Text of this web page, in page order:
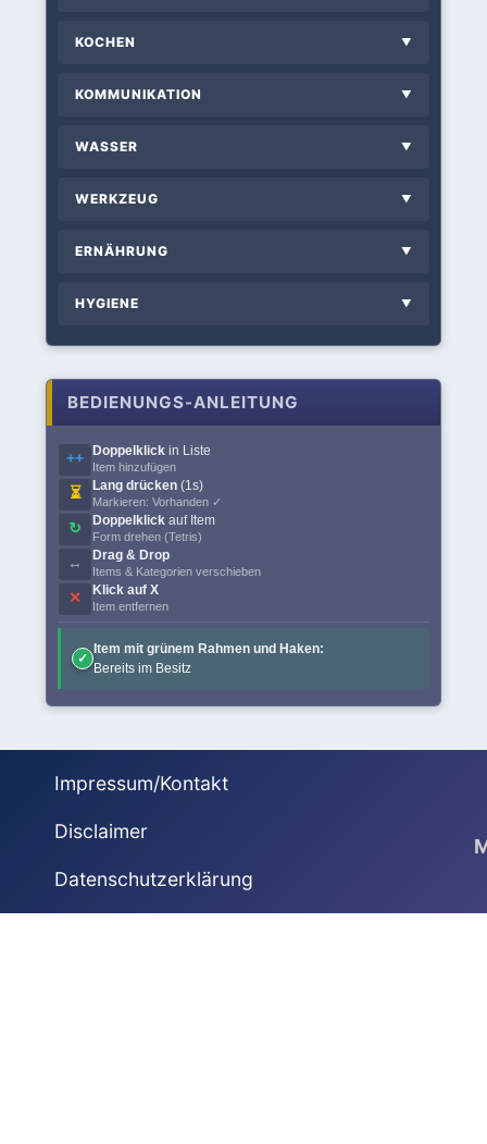
KOCHEN ▼
KOMMUNIKATION ▼
WASSER ▼
WERKZEUG ▼
ERNÄHRUNG ▼
HYGIENE ▼
BEDIENUNGS-ANLEITUNG
++ Doppelklick in Liste
Item hinzufügen
⏳ Lang drücken (1s)
Markieren: Vorhanden ✓
↻ Doppelklick auf Item
Form drehen (Tetris)
↔ Drag & Drop
Items & Kategorien verschieben
✕ Klick auf X
Item entfernen
✓
Item mit grünem Rahmen und Haken:
Bereits im Besitz
Impressum/Kontakt
Disclaimer
Datenschutzerklärung